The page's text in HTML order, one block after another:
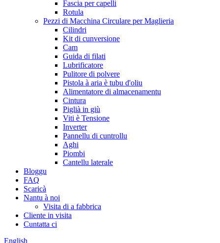
Fascia per capelli
Rotula
Pezzi di Macchina Circulare per Maglieria
Cilindri
Kit di cunversione
Cam
Guida di filati
Lubrificatore
Pulitore di polvere
Pistola à aria è tubu d'oliu
Alimentatore di almacenamentu
Cintura
Piglià in giù
Viti è Tensione
Inverter
Pannellu di cuntrollu
Aghi
Piombi
Cantellu laterale
Bloggu
FAQ
Scaricà
Nantu à noi
Visita di a fabbrica
Cliente in visita
Cuntatta ci
English